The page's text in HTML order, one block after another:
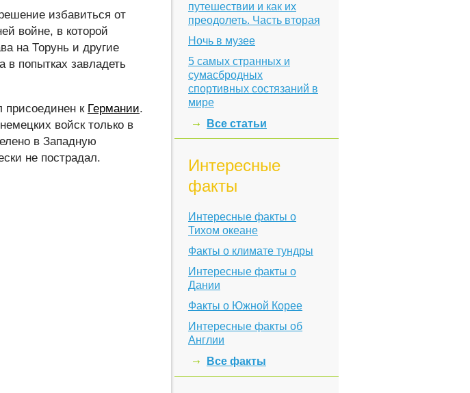
избавиться от
войне, в которой
на Торунь и другие
в попытках завладеть
присоединен к Германии.
войск только в
в Западную
не пострадал.
путешествии и как их
преодолеть. Часть вторая
Ночь в музее
5 самых странных и
сумасбродных
спортивных состязаний в
мире
Все статьи
Интересные
факты
Интересные факты о
Тихом океане
Факты о климате тундры
Интересные факты о
Дании
Факты о Южной Корее
Интересные факты об
Англии
Все факты